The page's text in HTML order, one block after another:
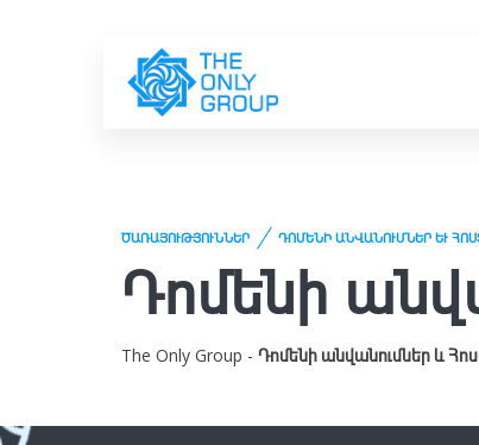
ԾԱՌԱՅՈՒԹՅՈՒՆՆԵՐ ԴՈՄԵՆԻ ԱՆՎԱՆՈՒՄՆԵՐ ԵՒ
Դոմենի
The Only Group - Դոմենի անվանումներ և